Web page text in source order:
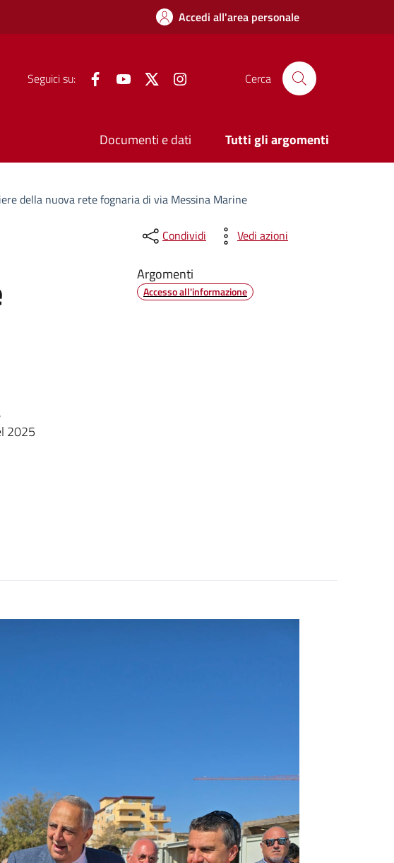
Accedi all'area personale
Seguici su: FacebookYouTube Twitter Cerca
Documenti e dati Tutti gli argomenti
della nuova rete fognaria di via Messina Marine
2025
Condividi Vedi azioni
Argomenti
Accesso all'informazione